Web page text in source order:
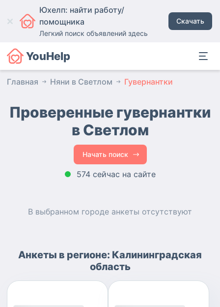
Юхелп: найти работу/
помощника
Легкий поиск объявлений здесь
Скачать
YouHelp
Главная Няни в Светлом Гувернантки
Проверенные гувернантки
в Светлом
Начать поиск
574 сейчас на сайте
В выбранном городе анкеты отсутствуют
Анкеты в регионе: Калининградская
область